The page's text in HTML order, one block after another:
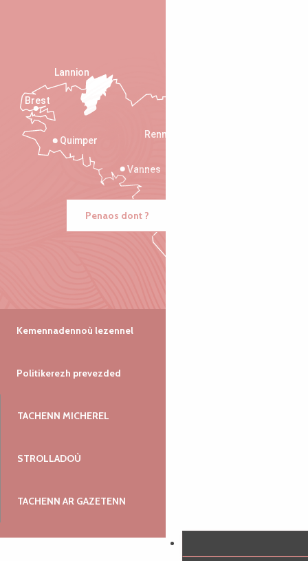
Rennes
Vannes
Quimper
Lannion
Brest
Penaos dont ?
Kemennadennoù lezennel
Politikerezh prevezded
TACHENN MICHEREL
STROLLADOÙ
TACHENN AR GAZETENN